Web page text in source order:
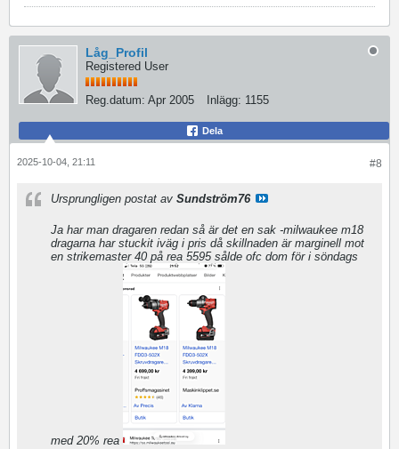
Låg_Profil
Registered User
Reg.datum: Apr 2005 Inlägg: 1155
Dela
#8
2025-10-04, 21:11
Ursprungligen postat av Sundström76
Ja har man dragaren redan så är det en sak -milwaukee m18
dragarna har stuckit iväg i pris då skillnaden är marginell mot
en strikemaster 40 på rea 5595 sålde ofc dom för i söndags
med 20% rea